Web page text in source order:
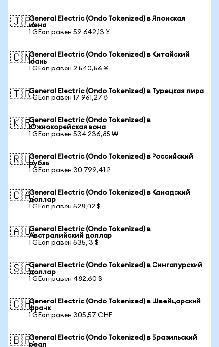
🇯🇵General Electric (Ondo Tokenized) в Японская
иена
1 GEon равен 59 642,13 ¥
🇨🇳General Electric (Ondo Tokenized) в Китайский
юань
1 GEon равен 2 540,56 ¥
🇹🇷General Electric (Ondo Tokenized) в Турецкая лира
1 GEon равен 17 961,27 ₺
🇰🇷General Electric (Ondo Tokenized) в
Южнокорейская вона
1 GEon равен 534 236,85 ₩
🇷🇺General Electric (Ondo Tokenized) в Российский
рубль
1 GEon равен 30 799,41 ₽
🇨🇦General Electric (Ondo Tokenized) в Канадский
доллар
1 GEon равен 528,02 $
🇦🇺General Electric (Ondo Tokenized) в
Австралийский доллар
1 GEon равен 535,13 $
🇸🇬General Electric (Ondo Tokenized) в Сингапурский
доллар
1 GEon равен 482,60 $
🇨🇭General Electric (Ondo Tokenized) в Швейцарский
франк
1 GEon равен 305,57 CHF
🇧🇷General Electric (Ondo Tokenized) в Бразильский
реал